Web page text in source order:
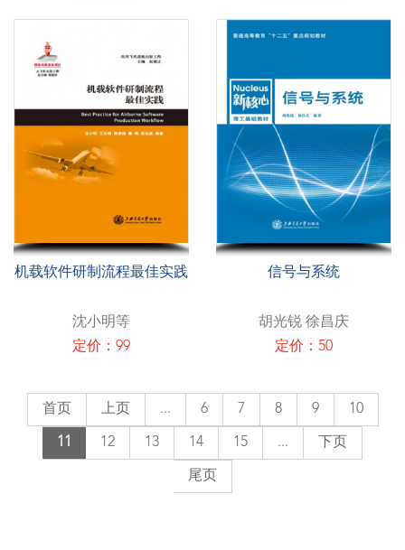
机载软件研制流程最佳实践
沈小明等
定价：99
信号与系统
胡光锐 徐昌庆
定价：50
首页 上页 ... 6 7 8 9 10
11 12 13 14 15 ... 下页
尾页